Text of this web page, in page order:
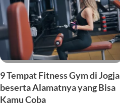
9 Tempat Fitness Gym di Jogja
beserta Alamatnya yang Bisa
Kamu Coba